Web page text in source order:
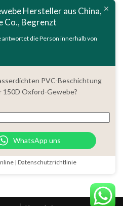
ANFRAGE
Ripstop-
Gewebe PU-
mit
Hersteller aus China,
Co., Begrenzt
die Person innerhalb von
PVC-Beschichtung
150D Oxford-Gewebe?
WhatsApp uns
| Datenschutzrichtlinie